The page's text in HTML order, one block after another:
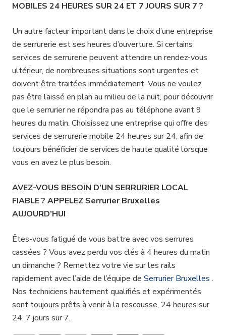
MOBILES 24 HEURES SUR 24 ET 7 JOURS SUR 7 ?
Un autre facteur important dans le choix d’une entreprise
de serrurerie est ses heures d’ouverture. Si certains
services de serrurerie peuvent attendre un rendez-vous
ultérieur, de nombreuses situations sont urgentes et
doivent être traitées immédiatement. Vous ne voulez
pas être laissé en plan au milieu de la nuit, pour découvrir
que le serrurier ne répondra pas au téléphone avant 9
heures du matin. Choisissez une entreprise qui offre des
services de serrurerie mobile 24 heures sur 24, afin de
toujours bénéficier de services de haute qualité lorsque
vous en avez le plus besoin.
AVEZ-VOUS BESOIN D’UN SERRURIER LOCAL
FIABLE ? APPELEZ Serrurier Bruxelles
AUJOURD’HUI
Êtes-vous fatigué de vous battre avec vos serrures
cassées ? Vous avez perdu vos clés à 4 heures du matin
un dimanche ? Remettez votre vie sur les rails
rapidement avec l’aide de l’équipe de Serrurier Bruxelles .
Nos techniciens hautement qualifiés et expérimentés
sont toujours prêts à venir à la rescousse, 24 heures sur
24, 7 jours sur 7.